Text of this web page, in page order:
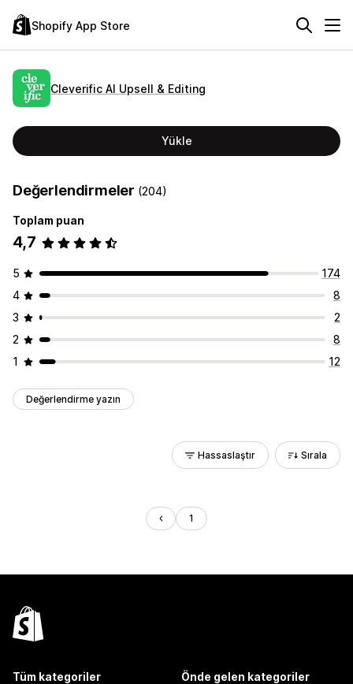
Shopify App Store
Cleverific AI Upsell & Editing
Yükle
Değerlendirmeler (204)
Toplam puan
4,7
5
174
4
8
3
2
2
8
1
12
Değerlendirme yazın
Hassaslaştır Sırala
1
Tüm kategoriler Önde gelen kategoriler